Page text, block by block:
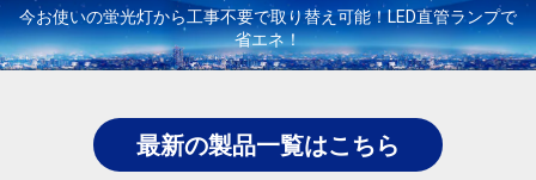
今お使いの蛍光灯から工事不要で取り替え可能！LED直管ランプで
省エネ！
最新の製品一覧はこちら